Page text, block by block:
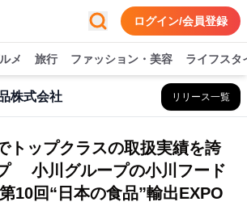
ログイン/会員登録
メ 旅行 ファッション・美容 ライフスタ
株式会社 リリース一覧
トップクラスの取扱実績を誇
小川グループの小川フード
10回“日本の食品”輸出EXPO